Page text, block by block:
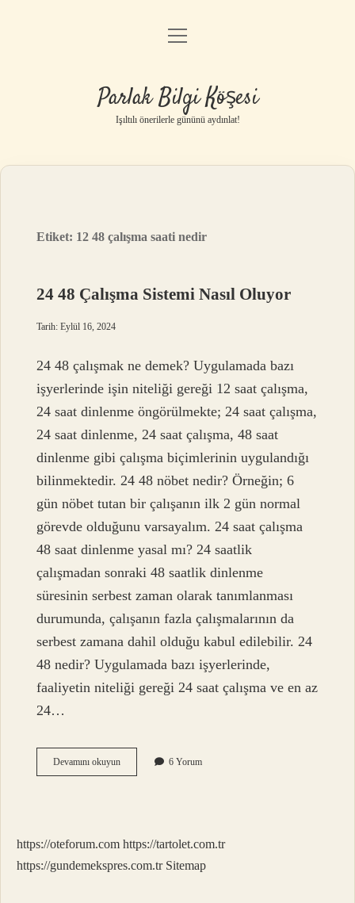
Anasayfa
Yasal Uyarı
menüyü
Parlak Bilgi Köşesi
Işıltılı önerilerle gününü aydınlat!
Etiket: 12 48 çalışma saati nedir
24 48 Çalışma Sistemi Nasıl Oluyor
Tarih: Eylül 16, 2024
24 48 çalışmak ne demek? Uygulamada bazı
işyerlerinde işin niteliği gereği 12 saat çalışma,
24 saat dinlenme öngörülmekte; 24 saat çalışma,
24 saat dinlenme, 24 saat çalışma, 48 saat
dinlenme gibi çalışma biçimlerinin uygulandığı
bilinmektedir. 24 48 nöbet nedir? Örneğin; 6
gün nöbet tutan bir çalışanın ilk 2 gün normal
görevde olduğunu varsayalım. 24 saat çalışma
48 saat dinlenme yasal mı? 24 saatlik
çalışmadan sonraki 48 saatlik dinlenme
süresinin serbest zaman olarak tanımlanması
durumunda, çalışanın fazla çalışmalarının da
serbest zamana dahil olduğu kabul edilebilir. 24
48 nedir? Uygulamada bazı işyerlerinde,
faaliyetin niteliği gereği 24 saat çalışma ve en az
24…
Devamını okuyun24
48
6 Yorum
https://oteforum.com https://tartolet.com.tr
https://gundemekspres.com.tr Sitemap